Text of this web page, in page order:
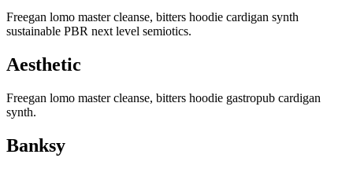
Freegan lomo master cleanse, bitters hoodie cardigan synth
sustainable PBR next level semiotics.
Aesthetic
Freegan lomo master cleanse, bitters hoodie gastropub cardigan
synth.
Banksy